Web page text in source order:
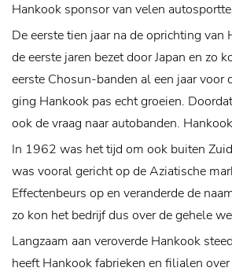
Hankook sponsor van velen
De eerste tien jaar na de oprichting
de eerste jaren bezet door Japan en zo
eerste Chosun-banden al een jaar
ging Hankook pas echt groeien.
ook de vraag naar autobanden.
In 1962 was het tijd om ook buiten
was vooral gericht op de Aziatische
Effectenbeurs op en veranderde de
zo kon het bedrijf dus over de gehele
Langzaam aan veroverde Hankook
heeft Hankook fabrieken en filialen